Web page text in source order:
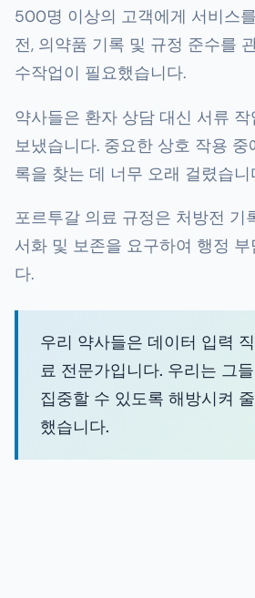
500명 이상의 고객에게 서비스
전, 의약품 기록 및 규정 준수를
수작업이 필요했습니다.
약사들은 환자 상담 대신 서류
보냈습니다. 중요한 상호 작용
록을 찾는 데 너무 오래 걸렸습니
포르투갈 의료 규정은 처방전 기
서화 및 보존을 요구하여 행정
다.
우리 약사들은 데이터 입력
료 전문가입니다. 우리는 그
집중할 수 있도록 해방시켜
했습니다.